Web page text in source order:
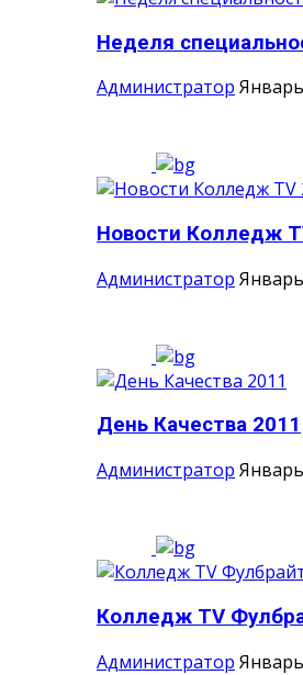
Неделя
Администратор
Новости Колледж
Администратор
День Качества 2011
Администратор
Колледж TV
Администратор